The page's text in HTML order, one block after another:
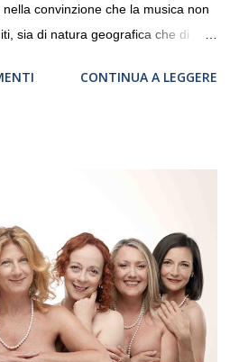
convinzione che la musica non
sia di natura geografica che di
Heiden, in Germania, e toccherà, in
dove si esibirà per il secondo anno
avrà il piacere di applaudire i
Youth Philharmonic per la quarta
nel 2008 da Kristjan Järvi (affiancato
di consulent...
CONTINUA A LEGGERE